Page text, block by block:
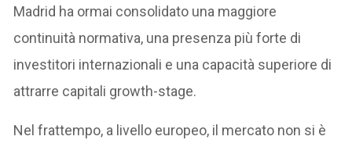
Madrid ha ormai consolidato una maggiore
continuità normativa, una presenza più forte di
investitori internazionali e una capacità superiore di
attrarre capitali growth-stage.
Nel frattempo, a livello europeo, il mercato non si è